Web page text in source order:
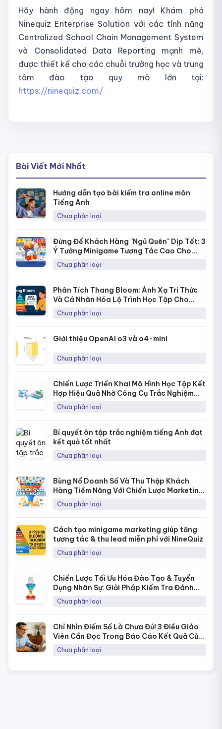
Hãy hành động ngay hôm nay! Khám phá
Ninequiz Enterprise Solution với các tính năng
Centralized School Chain Management System
và Consolidated Data Reporting mạnh mẽ,
được thiết kế cho các chuỗi trường học và trung
tâm đào tạo quy mô lớn tại:
https://ninequiz.com/
Bài Viết Mới Nhất
Hướng dẫn tạo bài kiểm tra online môn
Tiếng Anh
Chưa phân loại
Đừng Để Khách Hàng "Ngủ Quên" Dịp Tết: 3
Ý Tưởng Minigame Tương Tác Cao Cho
Fanpage Với Quick Quiz
Chưa phân loại
Phân Tích Thang Bloom: Ánh Xạ Tri Thức
Và Cá Nhân Hóa Lộ Trình Học Tập Cho
Từng Học Sinh
Chưa phân loại
Giới thiệu OpenAI o3 và o4-mini
Chưa phân loại
Chiến Lược Triển Khai Mô Hình Học Tập Kết
Hợp Hiệu Quả Nhờ Công Cụ Trắc Nghiệm
Online
Chưa phân loại
Bí quyết ôn tập trắc nghiệm tiếng Anh đạt
kết quả tốt nhất
Chưa phân loại
Bùng Nổ Doanh Số Và Thu Thập Khách
Hàng Tiềm Năng Với Chiến Lược Marketing
Bằng Quick Quiz
Chưa phân loại
Cách tạo minigame marketing giúp tăng
tương tác & thu lead miễn phí với NineQuiz
Chưa phân loại
Chiến Lược Tối Ưu Hóa Đào Tạo & Tuyển
Dụng Nhân Sự: Giải Pháp Kiểm Tra Đánh
Giá Năng Lực Thời 4.0
Chưa phân loại
Chỉ Nhìn Điểm Số Là Chưa Đủ! 3 Điều Giáo
Viên Cần Đọc Trong Báo Cáo Kết Quả Của
NineQuiz Để Hiểu Học Sinh Hơn
Chưa phân loại